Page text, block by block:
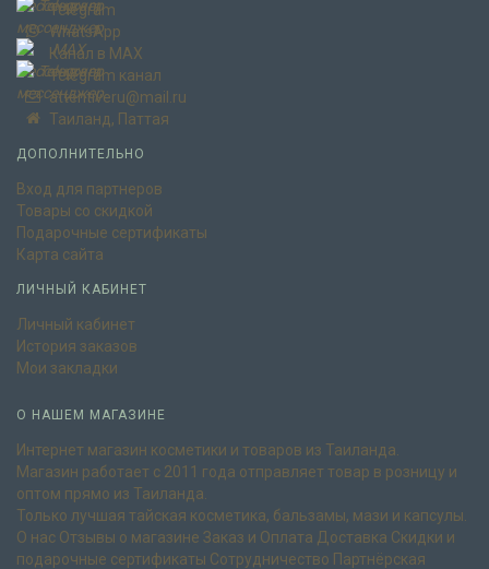
Telegram
WhatsApp
Канал в MAX
Telegram канал
attentiveru@mail.ru
Таиланд, Паттая
ДОПОЛНИТЕЛЬНО
Вход для партнеров
Товары со скидкой
Подарочные сертификаты
Карта сайта
ЛИЧНЫЙ КАБИНЕТ
Личный кабинет
История заказов
Мои закладки
О НАШЕМ МАГАЗИНЕ
Интернет магазин косметики и товаров из Таиланда.
Магазин работает с 2011 года отправляет товар в розницу и
оптом прямо из Таиланда.
Только лучшая тайская косметика, бальзамы, мази и капсулы.
О нас Отзывы о магазине Заказ и Оплата Доставка Скидки и
подарочные сертификаты Сотрудничество Партнёрская